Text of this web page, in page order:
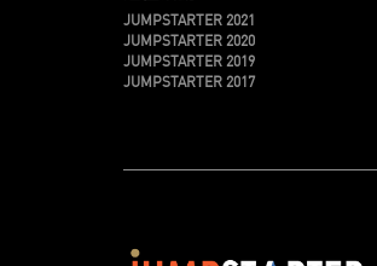
JUMPSTARTER 2021
JUMPSTARTER 2020
JUMPSTARTER 2019
JUMPSTARTER 2017